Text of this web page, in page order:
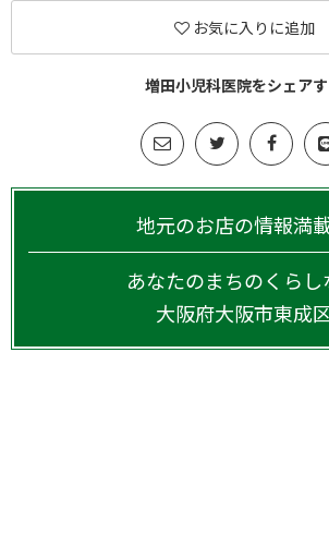
お気に入りに追加
増田小児科医院をシェア
地元のお店の情報満
あなたのまちのくらし
大阪府大阪市東成